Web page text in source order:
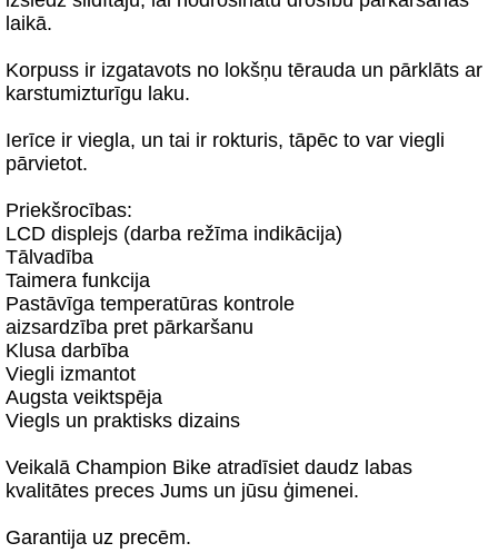
laikā.
Korpuss ir izgatavots no lokšņu tērauda un pārklāts ar
karstumizturīgu laku.
Ierīce ir viegla, un tai ir rokturis, tāpēc to var viegli
pārvietot.
Priekšrocības:
LCD displejs (darba režīma indikācija)
Tālvadība
Taimera funkcija
Pastāvīga temperatūras kontrole
aizsardzība pret pārkaršanu
Klusa darbība
Viegli izmantot
Augsta veiktspēja
Viegls un praktisks dizains
Veikalā Champion Bike atradīsiet daudz labas
kvalitātes preces Jums un jūsu ģimenei.
Garantija uz precēm.